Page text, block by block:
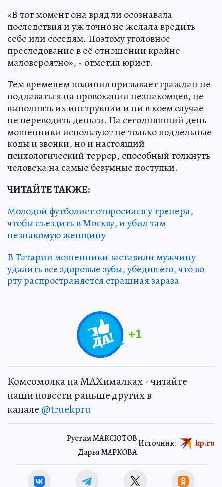
«В тот момент она вряд ли осознавала
последствия и уж точно не желала вредить
себе или соседям. Поэтому уголовное
преследование в её отношении крайне
маловероятно», - отметил юрист.
Тем временем полиция призывает граждан не
поддаваться на провокации незнакомцев, не
выполнять их инструкции и ни в коем случае
не переводить деньги. На сегодняшний день
мошенники используют не только поддельные
коды и звонки, но и настоящий
психологический террор, способный толкнуть
человека на самые безумные поступки.
ЧИТАЙТЕ ТАКЖЕ:
Молодой футболист отпросился у тренера,
чтобы съездить в Москву, и убил там
незнакомую женщину
В Татарии мошенники заставили мужчину
удалить все здоровые зубы, убедив его, что во
рту распространяется страшная зараза
+1
Комсомолка на MAXималках - читайте
наши новости раньше других в
канале @truekpru
Рустам МАКСЮТОВ
Дарья МАРКОВА
Источник: kp.ru